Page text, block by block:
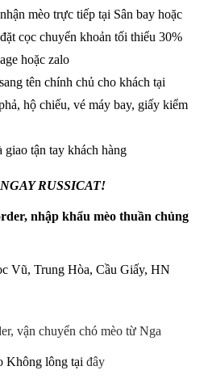
mèo trực tiếp tại Sân bay hoặc
cọc chuyển khoản tối thiểu 30%
hoặc zalo
tên chính chủ cho khách tại
hộ chiếu, vé máy bay, giấy kiểm
tận tay khách hàng
RUSSICAT!
nhập khẩu mèo thuần chủng
Vũ, Trung Hòa, Cầu Giấy, HN
vận chuyển chó mèo từ Nga
Không lông tạiđây